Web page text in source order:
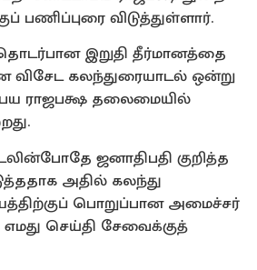
பணிப்புரை விடுத்துள்ளார்.
தொடர்பான இறுதி தீர்மானத்தை
கலந்துரையாடல் ஒன்று
ராஜபக்ஷ தலைமையில்
ஜனாதிபதி குறித்த
அதில் கலந்து
பொறுப்பான அமைச்சர்
செய்தி சேவைக்குத்